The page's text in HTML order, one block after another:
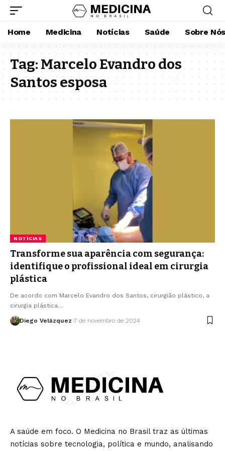
Home Medicina Notícias Saúde Sobre
Tag:Marcelo Evandro dos
Santos esposa
NOTÍCIAS
Transforme sua aparência com segurança:
identifique o profissional ideal em cirurgia
plástica
De acordo com Marcelo Evandro dos Santos, cirurgião plástico, a
cirurgia plástica…
Diego Velázquez 7 de novembro de 2024
A saúde em foco. O Medicina no Brasil traz as últimas
notícias sobre tecnologia, política e mundo, analisando